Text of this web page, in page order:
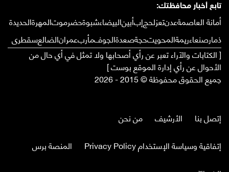
تابع أخبار محافظتك:
أمانة العاصمةعدنتعزلحجإبأبينالبيضاءشبوةحضرموتالمهرةالحديدة
ذمارصنعاءريمةالمحويتحجةصعدةالجوفمأربعمرانالضالعسقطرى
[ الكتابات والآراء تعبر عن رأي أصحابها ولا تمثل في أي حال من
الأحوال عن رأي إدارة الموقع بوست ]
جميع الحقوق محفوظة © 2015 - 2026
إتصل بنا الأرشيف
من نحن
إتفاقية وسياسة الإستخدام Privacy Policy
المنصة برس